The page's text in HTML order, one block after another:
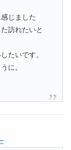
じました
訪れたいと
たいです。
に。